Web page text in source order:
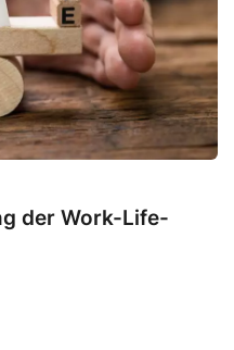
der Work-Life-